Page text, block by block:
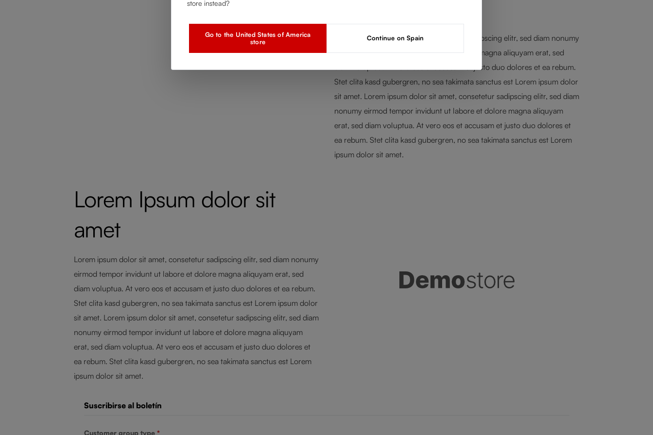
Lorem ipsum dolor sit amet, consetetur sadipscing elitr, sed diam nonumy
eirmod tempor invidunt ut labore et dolore magna aliquyam erat, sed
diam voluptua. At vero eos et accusam et justo duo dolores et ea rebum.
Stet clita kasd gubergren, no sea takimata sanctus est Lorem ipsum dolor
sit amet. Lorem ipsum dolor sit amet, consetetur sadipscing elitr, sed diam
nonumy eirmod tempor invidunt ut labore et dolore magna aliquyam
erat, sed diam voluptua. At vero eos et accusam et justo duo dolores et
ea rebum. Stet clita kasd gubergren, no sea takimata sanctus est Lorem
ipsum dolor sit amet.
Lorem Ipsum dolor sit
amet
Lorem ipsum dolor sit amet, consetetur sadipscing elitr, sed diam nonumy
eirmod tempor invidunt ut labore et dolore magna aliquyam erat, sed
diam voluptua. At vero eos et accusam et justo duo dolores et ea rebum.
Stet clita kasd gubergren, no sea takimata sanctus est Lorem ipsum dolor
sit amet. Lorem ipsum dolor sit amet, consetetur sadipscing elitr, sed diam
nonumy eirmod tempor invidunt ut labore et dolore magna aliquyam
erat, sed diam voluptua. At vero eos et accusam et justo duo dolores et
ea rebum. Stet clita kasd gubergren, no sea takimata sanctus est Lorem
ipsum dolor sit amet.
Suscribirse al boletín
Customer group type *
store instead?
Go to the United States of America
store
Continue on Spain